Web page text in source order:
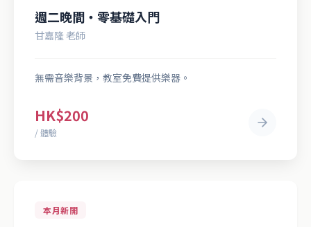
週二晚間・零基礎入門
甘嘉隆 老師
無需音樂背景，教室免費提供樂器。
HK$200
/ 體驗
本月新開